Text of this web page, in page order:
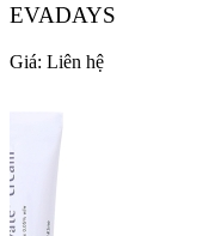
EVADAYS
Giá: Liên hệ